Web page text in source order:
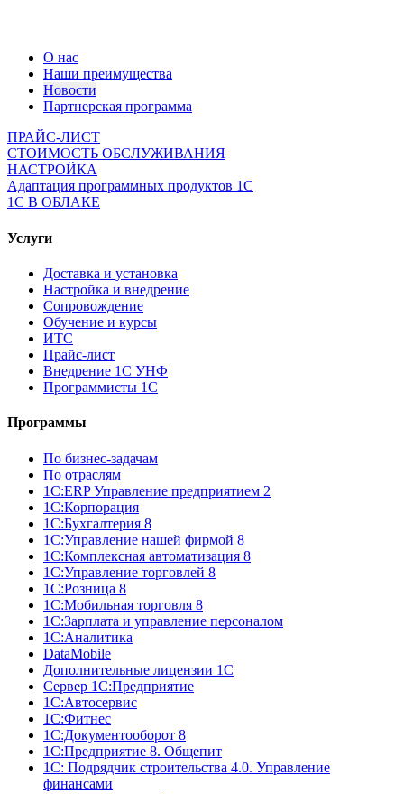
О нас
Наши преимущества
Новости
Партнерская программа
ПРАЙС-ЛИСТ
СТОИМОСТЬ ОБСЛУЖИВАНИЯ
НАСТРОЙКА
Адаптация программных продуктов 1С
1С В ОБЛАКЕ
Услуги
Доставка и установка
Настройка и внедрение
Сопровождение
Обучение и курсы
ИТС
Прайс-лист
Внедрение 1С УНФ
Программисты 1С
Программы
По бизнес-задачам
По отраслям
1C:ERP Управление предприятием 2
1С:Корпорация
1С:Бухгалтерия 8
1С:Управление нашей фирмой 8
1С:Комплексная автоматизация 8
1С:Управление торговлей 8
1С:Розница 8
1С:Мобильная торговля 8
1С:Зарплата и управление персоналом
1С:Аналитика
DataMobile
Дополнительные лицензии 1С
Сервер 1С:Предприятие
1С:Автосервис
1С:Фитнес
1С:Документооборот 8
1С:Предприятие 8. Общепит
1С: Подрядчик строительства 4.0. Управление
финансами